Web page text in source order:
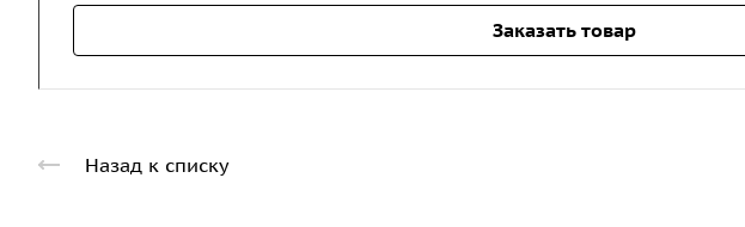
Заказать товар
Назад к списку